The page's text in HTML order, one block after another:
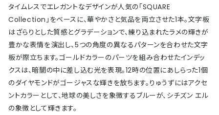
タイムレスでエレガントなデザインが人気の「SQUARE
Collection」をベースに、華やかさと気品を両立させた1本。文字板
はざらりとした質感とグラデーションで、練り込まれたラメの輝きが
豊かな表情を演出し、5つの角度の異なるパターンを合わせた文字
板が際立ちます。ゴールドカラーのパーツを組み合わせたインデッ
クスは、暗闇の中に差し込む光を表現。12時の位置にあしらった1個
のダイヤモンドがゴージャスな輝きを放ちます。りゅうずにはアクセ
ントカラーとして、地球の美しさを象徴するブルーが、シチズン エル
の象徴として輝きます。